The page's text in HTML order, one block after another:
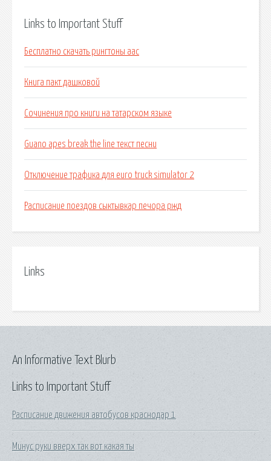
Links to Important Stuff
Бесплатно скачать рингтоны aac
Книга пакт дашковой
Сочинения про книги на татарском языке
Guano apes break the line текст песни
Отключение трафика для euro truck simulator 2
Расписание поездов сыктывкар печора ржд
Links
Links to Important Stuff
Расписание движения автобусов краснодар 1
Минус руки вверх так вот какая ты
An Informative Text Blurb